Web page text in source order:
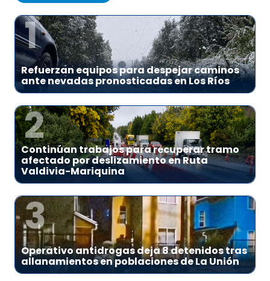
1
Refuerzan equipos para despejar caminos
ante nevadas pronosticadas en Los Ríos
2
Continúan trabajos para recuperar tramo
afectado por deslizamiento en Ruta
Valdivia-Mariquina
3
Operativo antidrogas deja 8 detenidos tras
allanamientos en poblaciones de La Unión